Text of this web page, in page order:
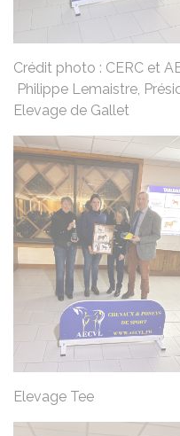
Crédit photo :
Philippe
Elevage de
Elevage Tee